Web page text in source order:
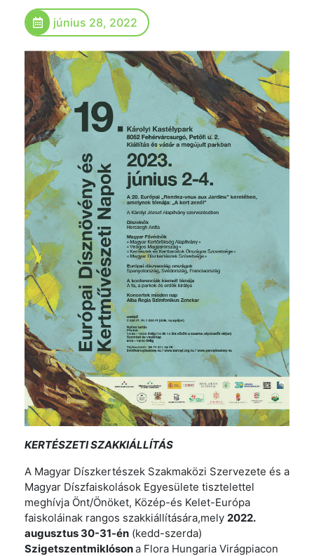
június 28, 2022
KERTÉSZETI SZAKKIÁLLÍTÁS
A Magyar Díszkertészek Szakmaközi Szervezete és a
Magyar Díszfaiskolások Egyesülete tisztelettel
meghívja Önt/Önöket, Közép-és Kelet-Európa
faiskoláinak rangos szakkiállítására,mely 2022.
augusztus 30-31-én (kedd-szerda)
Szigetszentmiklósona Flora Hungaria Virágpiacon